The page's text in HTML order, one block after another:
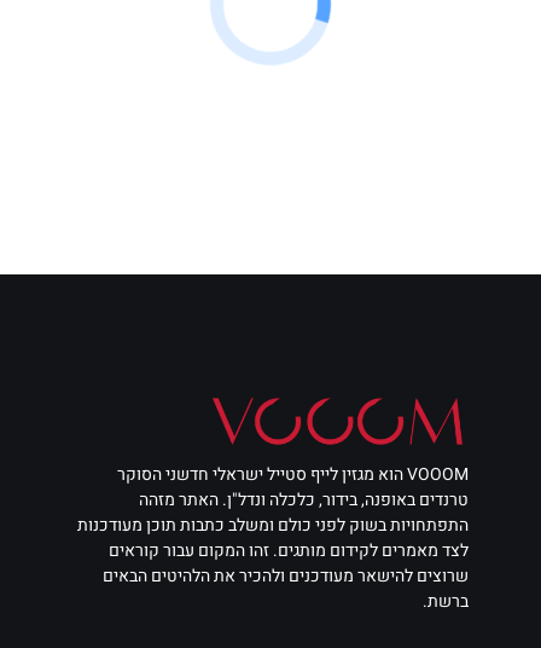
VOOOM הוא מגזין לייף סטייל ישראלי חדשני הסוקר
טרנדים באופנה, בידור, כלכלה ונדל"ן. האתר מזהה
התפתחויות בשוק לפני כולם ומשלב כתבות תוכן מעודכנות
לצד מאמרים לקידום מותגים. זהו המקום עבור קוראים
שרוצים להישאר מעודכנים ולהכיר את הלהיטים הבאים
ברשת.